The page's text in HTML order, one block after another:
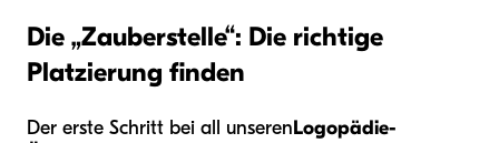
Die „Zauberstelle“: Die richtige
Platzierung finden
Der erste Schritt bei all unserenLogopädie-